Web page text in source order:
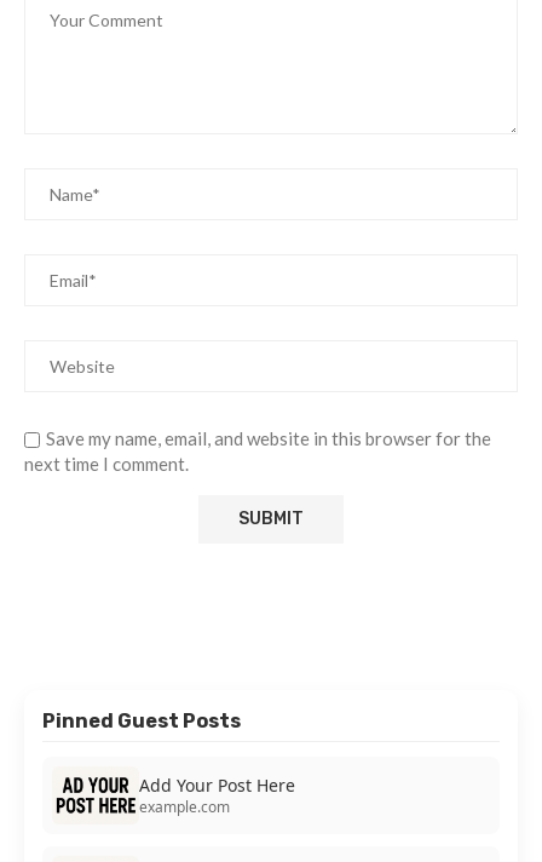
Save my name, email, and website in this browser for the
next time I comment.
Pinned Guest Posts
Add Your Post Here
example.com